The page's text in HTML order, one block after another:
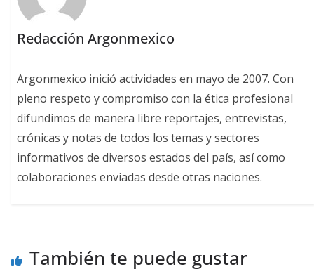
Redacción Argonmexico
Argonmexico inició actividades en mayo de 2007. Con
pleno respeto y compromiso con la ética profesional
difundimos de manera libre reportajes, entrevistas,
crónicas y notas de todos los temas y sectores
informativos de diversos estados del país, así como
colaboraciones enviadas desde otras naciones.
También te puede gustar